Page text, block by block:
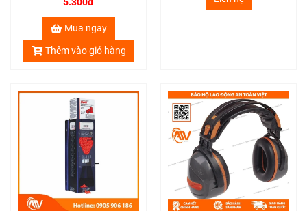
5.300đ
Mua ngay
Thêm vào giỏ hàng